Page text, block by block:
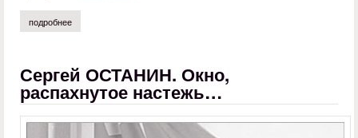
подробнее
Сергей ОСТАНИН. Окно,
распахнутое настежь…